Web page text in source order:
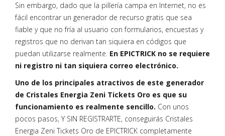
Sin embargo, dado que la pillería campa en Internet, no es
fácil encontrar un generador de recurso gratis que sea
fiable y que no fría al usuario con formularios, encuestas y
registros que no derivan tan siquiera en códigos que
puedan utilizarse realmente. En EPICTRICK no se requiere
ni registro ni tan siquiera correo electrónico.
Uno de los principales atractivos de este generador
de Cristales Energia Zeni Tickets Oro es que su
funcionamiento es realmente sencillo. Con unos
pocos pasos, Y SIN REGISTRARTE, conseguirás Cristales
Energia Zeni Tickets Oro de EPICTRICK completamente